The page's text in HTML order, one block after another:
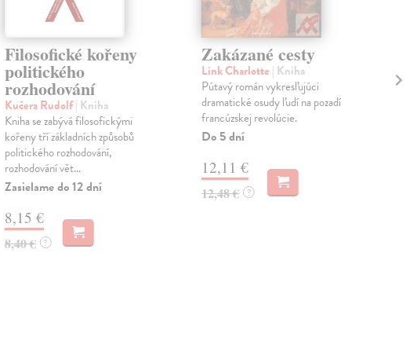
Filosofické kořeny
politického
rozhodování
Kučera Rudolf| Kniha
Kniha se zabývá filosofickými
kořeny tří základních způsobů
politického rozhodování,
rozhodování vět...
Zasielame do 12 dní
8,15 €
8,40 € ?
Zakázané cesty
Link Charlotte | Kniha
Pútavý román vykresľujúci
dramatické osudy ľudí na pozadí
francúzskej revolúcie.
Do 5 dní
12,11 €
12,48 € ?